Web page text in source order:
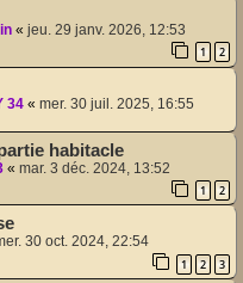
« jeu. 29 janv. 2026, 12:53
1 2
34 « mer. 30 juil. 2025, 16:55
habitacle
« mar. 3 déc. 2024, 13:52
1 2
30 oct. 2024, 22:54
1 2 3